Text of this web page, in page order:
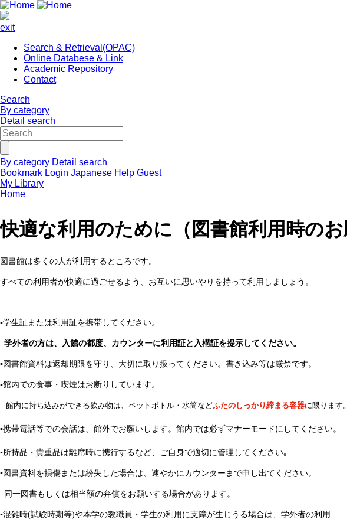
exit
Search & Retrieval(OPAC)
Online Databese & Link
Academic Repository
Contact
Search
By category
Detail search
By category Detail search
Bookmark Login Japanese Help Guest
My Library
Home
快適な利用のために（図書館利用時のお
図書館は多くの人が利用するところです。
すべての利用者が快適に過ごせるよう、お互いに思いやりを持って利用しましょう。
▪学生証または利用証を携帯してください。
学外者の方は、入館の都度、カウンターに利用証と入構証を提示してください。
▪図書館資料は返却期限を守り、大切に取り扱ってください。書き込み等は厳禁です。
▪館内での食事・喫煙はお断りしています。
館内に持ち込みができる飲み物は、ペットボトル・水筒などふたのしっかり締まる容器に限ります
▪携帯電話等での会話は、館外でお願いします。館内では必ずマナーモードにしてください。
▪所持品・貴重品は離席時に携行するなど、ご自身で適切に管理してください｡
▪図書資料を損傷または紛失した場合は、速やかにカウンターまで申し出てください。
同一図書もしくは相当額の弁償をお願いする場合があります。
▪混雑時(試験時期等)や本学の教職員・学生の利用に支障が生じうる場合は、学外者の利用